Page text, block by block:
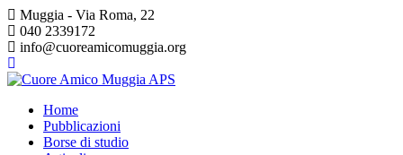
Salta
al
contenuto
Muggia - Via Roma, 22
040 2339172
info@cuoreamicomuggia.org
Home
Pubblicazioni
Borse di studio